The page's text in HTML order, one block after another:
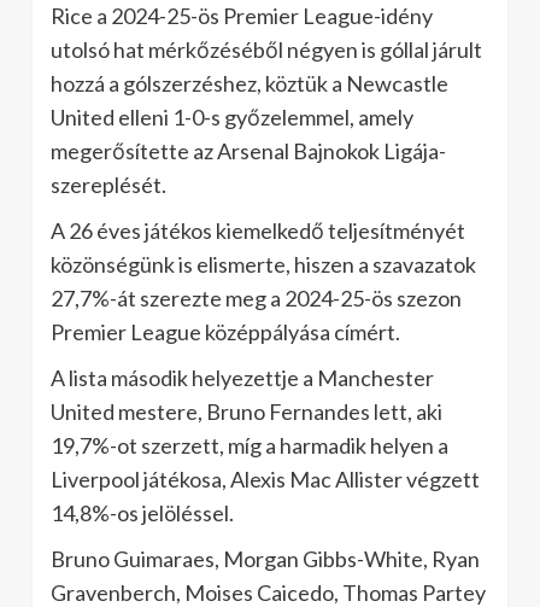
Rice a 2024-25-ös Premier League-idény
utolsó hat mérkőzéséből négyen is góllal járult
hozzá a gólszerzéshez, köztük a Newcastle
United elleni 1-0-s győzelemmel, amely
megerősítette az Arsenal Bajnokok Ligája-
szereplését.
A 26 éves játékos kiemelkedő teljesítményét
közönségünk is elismerte, hiszen a szavazatok
27,7%-át szerezte meg a 2024-25-ös szezon
Premier League középpályása címért.
A lista második helyezettje a Manchester
United mestere, Bruno Fernandes lett, aki
19,7%-ot szerzett, míg a harmadik helyen a
Liverpool játékosa, Alexis Mac Allister végzett
14,8%-os jelöléssel.
Bruno Guimaraes, Morgan Gibbs-White, Ryan
Gravenberch, Moises Caicedo, Thomas Partey